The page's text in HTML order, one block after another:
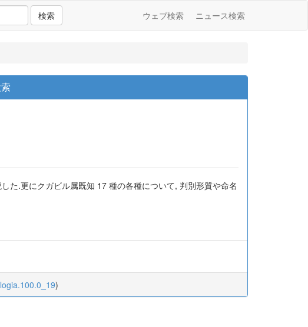
検索 ウェブ検索 ニュース検索
た.更にクガビル属既知 17 種の各種について, 判別形質や命名
)